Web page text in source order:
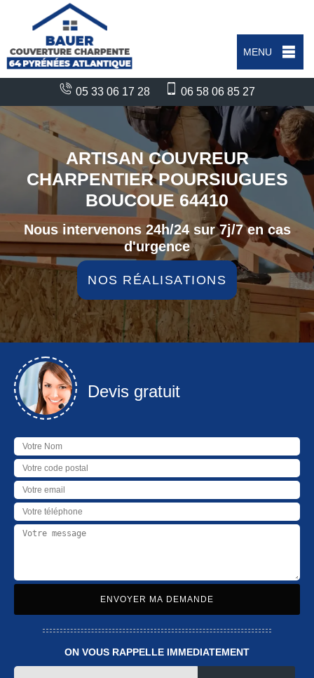
MENU
05 33 06 17 28 06 58 06 85 27
ARTISAN COUVREUR
CHARPENTIER POURSIUGUES
BOUCOUE 64410
Nous intervenons 24h/24 sur 7j/7 en cas
d'urgence
NOS RÉALISATIONS
Devis gratuit
ON VOUS RAPPELLE IMMEDIATEMENT